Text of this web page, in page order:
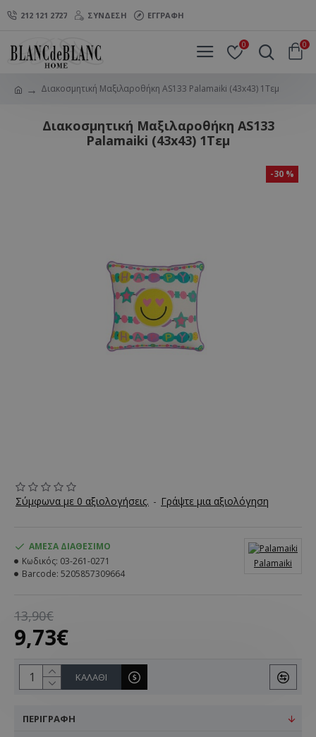
212 121 2727 ΣΎΝΔΕΣΗ ΕΓΓΡΑΦΉ
0 0
Διακοσμητική Μαξιλαροθήκη AS133 Palamaiki (43x43) 1Τεμ
Διακοσμητική Μαξιλαροθήκη AS133
Palamaiki (43x43) 1Τεμ
-30 %
Σύμφωνα με 0 αξιολογήσεις. - Γράψτε μια αξιολόγηση
9,73€
13,90€
ΆΜΕΣΑ ΔΙΑΘΈΣΙΜΟ
Κωδικός: 03-261-0271
Barcode: 5205857309664
Palamaiki
ΚΑΛΆΘΙ
ΠΕΡΙΓΡΑΦΉ